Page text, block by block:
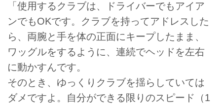
「使用するクラブは、ドライバーでもアイア
ンでもOKです。クラブを持ってアドレスした
ら、両腕と手を体の正面にキープしたまま、
ワッグルをするように、連続でヘッドを左右
に動かすんです。
そのとき、ゆっくりクラブを揺らしていては
ダメですよ。自分ができる限りのスピード（1